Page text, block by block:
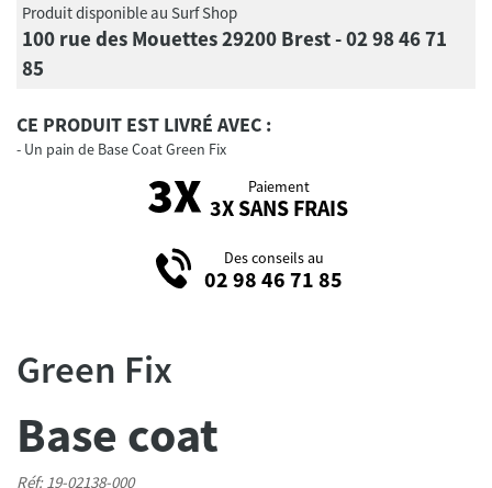
Produit disponible au Surf Shop
100 rue des Mouettes 29200 Brest - 02 98 46 71
85
CE PRODUIT EST LIVRÉ AVEC :
Un pain de Base Coat Green Fix
Paiement
3X SANS FRAIS
Des conseils au
02 98 46 71 85
Green Fix
Base coat
Réf: 19-02138-000